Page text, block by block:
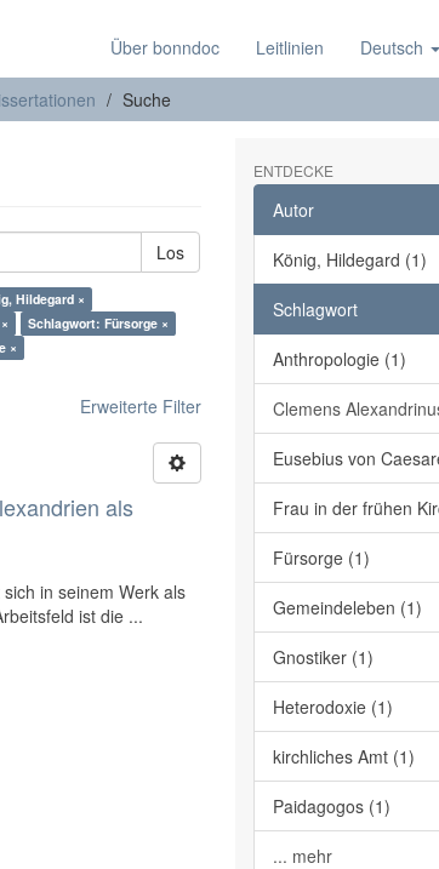
Über bonndoc Leitlinien Deutsch
Suche
Los
Hildegard ×
Schlagwort: Fürsorge ×
×
Erweiterte Filter
als
in seinem Werk als
ist die ...
ENTDECKE
Autor
König, Hildegard (1)
Schlagwort
Anthropologie (1)
Clemens
Eusebius von
Frau in der frühen
Fürsorge (1)
Gemeindeleben (1)
Gnostiker (1)
Heterodoxie (1)
kirchliches Amt (1)
Paidagogos (1)
... mehr